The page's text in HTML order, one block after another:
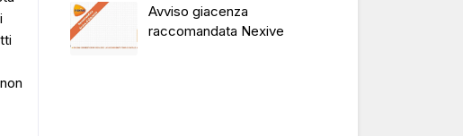
Avviso giacenza
raccomandata Nexive